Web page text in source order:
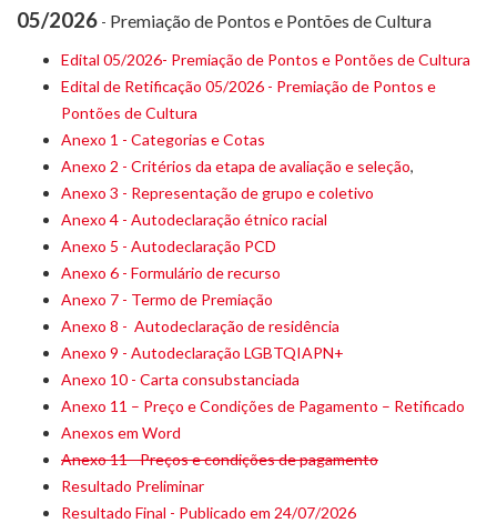
05/2026 - Premiação de Pontos e Pontões de Cultura
Edital 05/2026- Premiação de Pontos e Pontões de Cultura
Edital de Retificação 05/2026 - Premiação de Pontos e
Pontões de Cultura
Anexo 1 - Categorias e Cotas
Anexo 2 - Critérios da etapa de avaliação e seleção,
Anexo 3 - Representação de grupo e coletivo
Anexo 4 - Autodeclaração étnico racial
Anexo 5 - Autodeclaração PCD
Anexo 6 - Formulário de recurso
Anexo 7 - Termo de Premiação
Anexo 8 - Autodeclaração de residência
Anexo 9 - Autodeclaração LGBTQIAPN+
Anexo 10 - Carta consubstanciada
Anexo 11 – Preço e Condições de Pagamento – Retificado
Anexos em Word
Anexo 11 - Preços e condições de pagamento
Resultado Preliminar
Resultado Final - Publicado em 24/07/2026